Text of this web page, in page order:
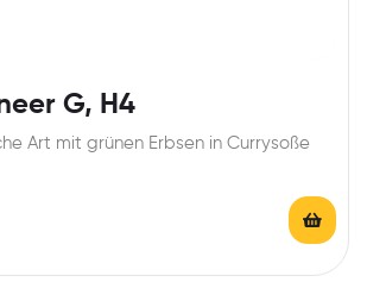
G, H4
Art mit grünen Erbsen in Currysoße